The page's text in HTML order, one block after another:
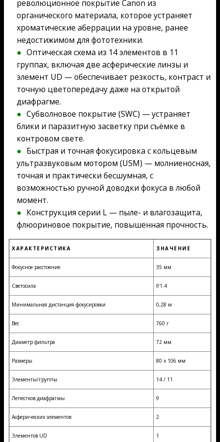
революционное покрытие Canon из
органического материала, которое устраняет
хроматические аберрации на уровне, ранее
недостижимом для фототехники.
Оптическая схема из 14 элементов в 11
группах, включая две асферические линзы и
элемент UD — обеспечивает резкость, контраст и
точную цветопередачу даже на открытой
диафрагме.
Субволновое покрытие (SWC) — устраняет
блики и паразитную засветку при съёмке в
контровом свете.
Быстрая и точная фокусировка с кольцевым
ультразвуковым мотором (USM) — молниеносная,
точная и практически бесшумная, с
возможностью ручной доводки фокуса в любой
момент.
Конструкция серии L — пыле- и влагозащита,
флюориновое покрытие, повышенная прочность.
ХАРАКТЕРИСТИКА ЗНАЧЕНИЕ
Фокусное расстояние 35 мм
Светосила f/1.4
Минимальная дистанция фокусировки 0,28 м
Вес 760 г
Диаметр фильтра 72 мм
Размеры 80 x 106 мм
Элементы/группы 14 / 11
Лепестков диафрагмы 9
Асферических элементов 2
Элементов UD 1